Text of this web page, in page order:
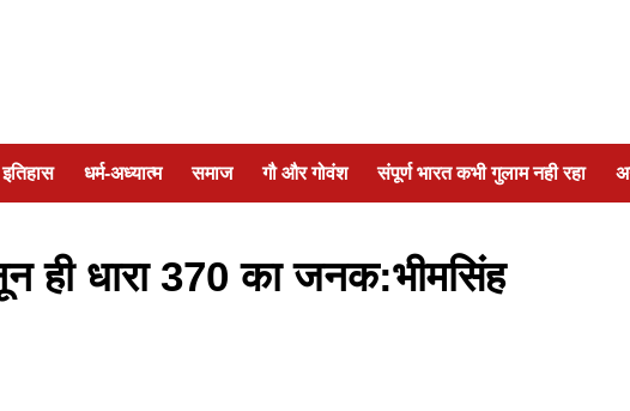
इतिहास धर्म-अध्यात्म समाज गौ और गोवंश संपूर्ण भारत कभी गुलाम नही रहा
ही धारा 370 का जनक:भीमसिंह